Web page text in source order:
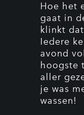
Hoe het
gaat in
klinkt
Iedere
avond
hoogste
aller
je was
wassen!